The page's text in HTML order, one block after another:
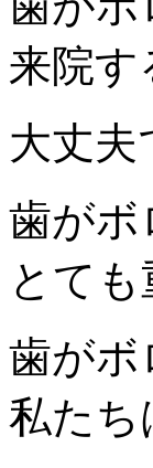
来院す
大丈夫
歯がボ
とても
歯がボ
私たち